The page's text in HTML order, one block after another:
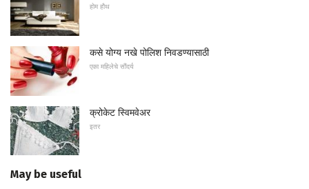
होम हौथ
कसे योग्य नखे पोलिश निवडण्यासाठी
एका महिलेचे सौंदर्य
क्रोकेट स्विमवेअर
इतर
May be useful